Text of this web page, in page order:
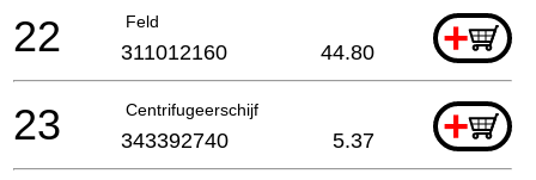
Feld +
22 311012160 44.80
Centrifugeerschijf +
23 343392740 5.37